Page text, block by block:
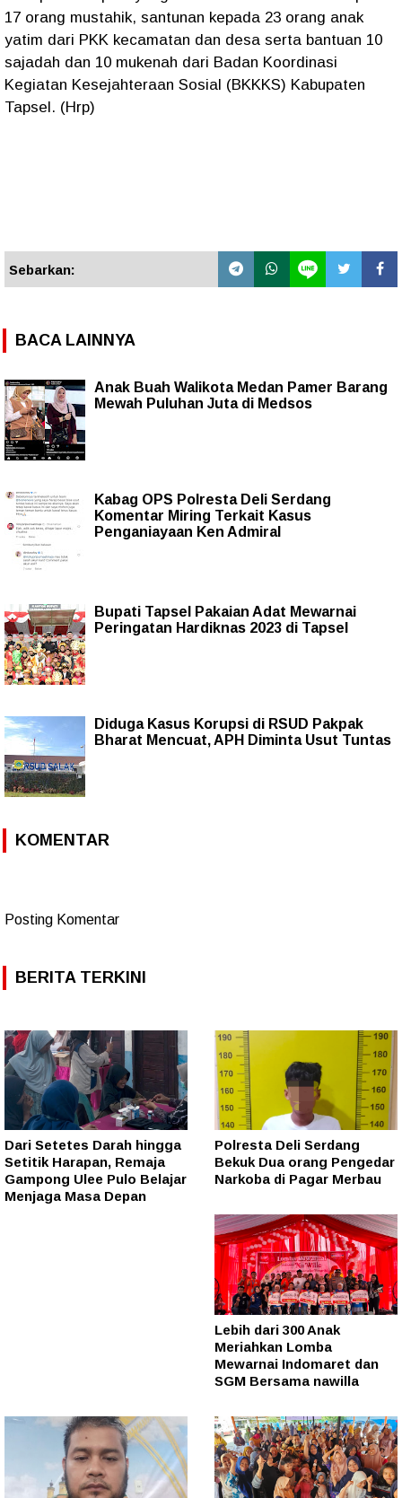
17 orang mustahik, santunan kepada 23 orang anak
yatim dari PKK kecamatan dan desa serta bantuan 10
sajadah dan 10 mukenah dari Badan Koordinasi
Kegiatan Kesejahteraan Sosial (BKKKS) Kabupaten
Tapsel. (Hrp)
Sebarkan:
BACA LAINNYA
Anak Buah Walikota Medan Pamer Barang
Mewah Puluhan Juta di Medsos
Kabag OPS Polresta Deli Serdang
Komentar Miring Terkait Kasus
Penganiayaan Ken Admiral
Bupati Tapsel Pakaian Adat Mewarnai
Peringatan Hardiknas 2023 di Tapsel
Diduga Kasus Korupsi di RSUD Pakpak
Bharat Mencuat, APH Diminta Usut Tuntas
KOMENTAR
Posting Komentar
BERITA TERKINI
Dari Setetes Darah hingga
Setitik Harapan, Remaja
Gampong Ulee Pulo Belajar
Menjaga Masa Depan
Polresta Deli Serdang
Bekuk Dua orang Pengedar
Narkoba di Pagar Merbau
Lebih dari 300 Anak
Meriahkan Lomba
Mewarnai Indomaret dan
SGM Bersama nawilla